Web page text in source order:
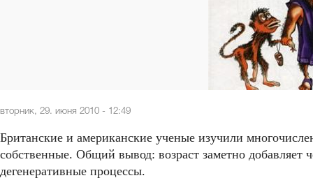
вторник, 29. июня 2010 - 12:49
Британские и американские ученые изучили
собственные. Общий вывод: возраст заметно добавляет
дегенеративные процессы.